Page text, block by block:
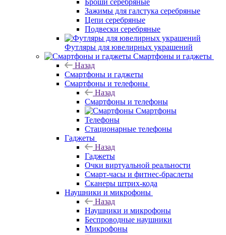
Броши серебряные
Зажимы для галстука серебряные
Цепи серебряные
Подвески серебряные
Футляры для ювелирных украшений
Смартфоны и гаджеты
Назад
Смартфоны и гаджеты
Смартфоны и телефоны
Назад
Смартфоны и телефоны
Смартфоны
Телефоны
Стационарные телефоны
Гаджеты
Назад
Гаджеты
Очки виртуальной реальности
Смарт-часы и фитнес-браслеты
Сканеры штрих-кода
Наушники и микрофоны
Назад
Наушники и микрофоны
Беспроводные наушники
Микрофоны